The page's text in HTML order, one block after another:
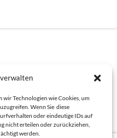
wir Technologien wie Cookies, um
Wenn Sie diese
oder eindeutige IDs auf
nicht erteilen oder zurückziehen,
werden.